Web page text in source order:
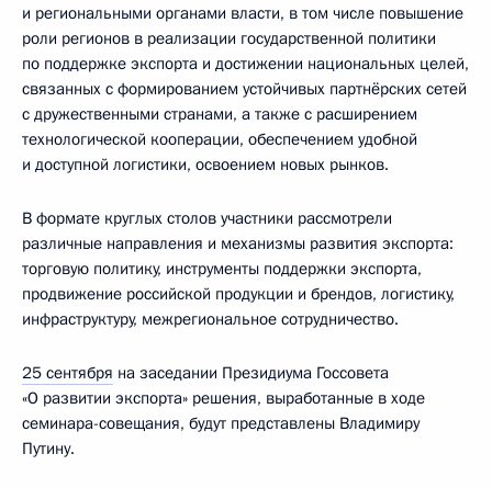
и региональными органами власти, в том числе повышение
роли регионов в реализации государственной политики
по поддержке экспорта и достижении национальных целей,
связанных с формированием устойчивых партнёрских сетей
с дружественными странами, а также с расширением
технологической кооперации, обеспечением удобной
и доступной логистики, освоением новых рынков.
В формате круглых столов участники рассмотрели
различные направления и механизмы развития экспорта:
торговую политику, инструменты поддержки экспорта,
продвижение российской продукции и брендов, логистику,
инфраструктуру, межрегиональное сотрудничество.
25 сентября на заседании Президиума Госсовета
«О развитии экспорта» решения, выработанные в ходе
семинара-совещания, будут представлены Владимиру
Путину.